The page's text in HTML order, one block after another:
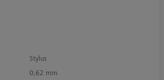
Stylus
0,62 mm